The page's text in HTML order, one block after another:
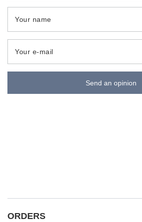
Your name
Your e-mail
Send an opinion
ORDERS